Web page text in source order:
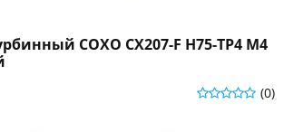
COXO CX207-F H75-TP4 M4
(0)